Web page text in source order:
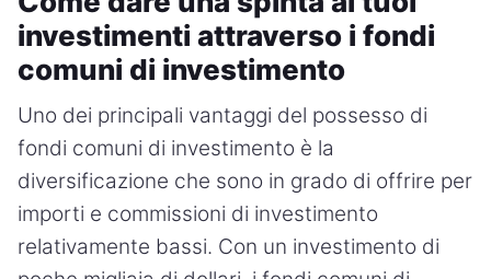
investimenti attraverso i fondi
comuni di investimento
Uno dei principali vantaggi del possesso di
fondi comuni di investimento è la
diversificazione che sono in grado di offrire per
importi e commissioni di investimento
relativamente bassi. Con un investimento di